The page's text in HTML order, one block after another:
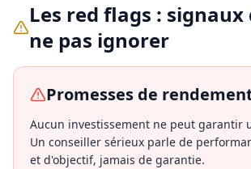
Les red flags :
ne pas ignorer
Promesses de
Aucun investissement ne peut garantir
Un conseiller sérieux parle de
et d'objectif, jamais de garantie.